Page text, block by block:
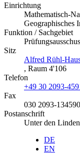
Einrichtung
Mathematisch-
Geographisches
Funktion / Sachgebiet
Sitz
Alfred Rühl-
, Raum 4'106
Telefon
+49 30 2093-
Fax
030 2093-
Postanschrift
Unter den
DE
EN